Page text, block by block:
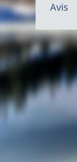
Avis